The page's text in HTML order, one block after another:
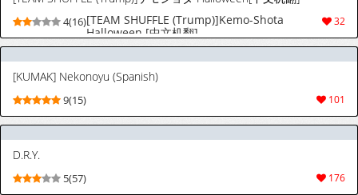
32
4(16)[TEAM SHUFFLE (Trump)]Kemo-Shota
Halloween [中文机翻]
[KUMAK] Nekonoyu (Spanish)
101
9(15)
D.R.Y.
176
5(57)